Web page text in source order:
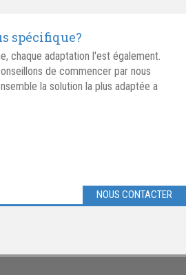
spécifique?
chaque adaptation l'est également.
de commencer par nous
la solution la plus adaptée a
NOUS CONTACTER